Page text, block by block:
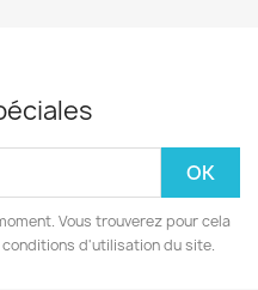
Vous trouverez pour cela
d'utilisation du site.